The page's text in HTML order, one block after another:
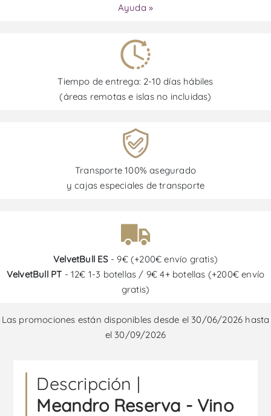
Ayuda »
Tiempo de entrega: 2-10 días hábiles
(áreas remotas e islas no incluidas)
Transporte 100% asegurado
y cajas especiales de transporte
VelvetBull ES- 9€ (+200€ envío gratis)
VelvetBull PT - 12€ 1-3 botellas / 9€ 4+ botellas (+200€ envío
gratis)
Las promociones están disponibles desde el 30/06/2026 hasta
el 30/09/2026
Descripción |
Meandro Reserva - Vino